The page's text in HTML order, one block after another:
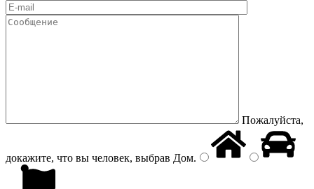
Пожалуйста,
докажите, что вы человек, выбрав Дом.